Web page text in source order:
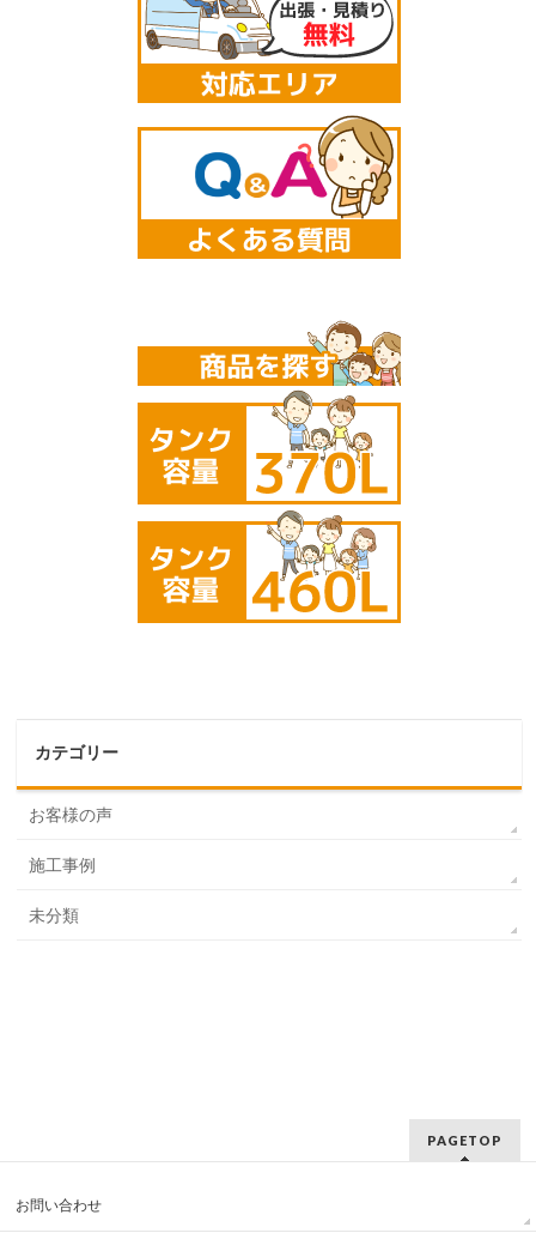
カテゴリー
お客様の声
施工事例
未分類
PAGETOP
お問い合わせ